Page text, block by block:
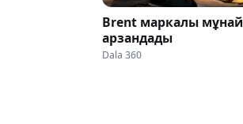
Brent маркалы мұнай
арзандады
Dala 360